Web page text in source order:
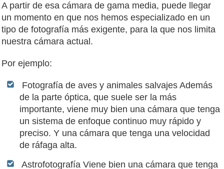
A partir de esa cámara de gama media, puede llegar
un momento en que nos hemos especializado en un
tipo de fotografía más exigente, para la que nos limita
nuestra cámara actual.
Por ejemplo:
Fotografía de aves y animales salvajes Además
de la parte óptica, que suele ser la más
importante, viene muy bien una cámara que tenga
un sistema de enfoque continuo muy rápido y
preciso. Y una cámara que tenga una velocidad
de ráfaga alta.
Astrofotografía Viene bien una cámara que tenga